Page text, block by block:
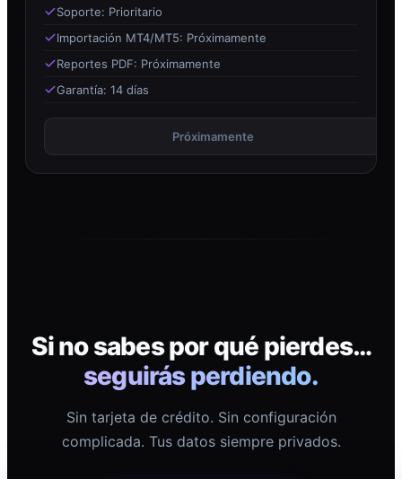
Soporte: Prioritario
Importación MT4/MT5: Próximamente
Reportes PDF: Próximamente
Garantía: 14 días
Próximamente
Si no sabes por qué pierdes…
seguirás perdiendo.
Sin tarjeta de crédito. Sin configuración
complicada. Tus datos siempre privados.